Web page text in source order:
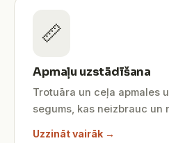
📏
Apmaļu uzstādīšana
Trotuāra un ceļa apmales
segums, kas neizbrauc un
Uzzināt vairāk →